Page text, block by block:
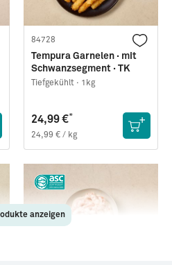
84728
Tempura Garnelen · mit
Schwanzsegment · TK
Tiefgekühlt · 1kg
24,99 €*
24,99 € / kg
anzeigen